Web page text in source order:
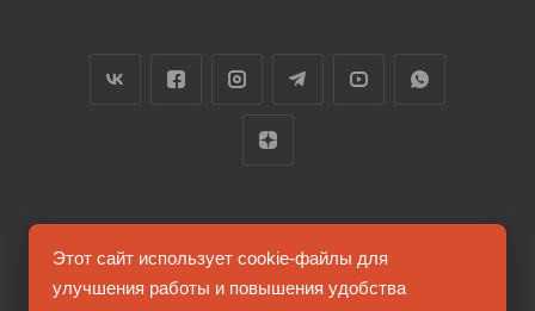
2026 © FUTUMAG.RU
Этот сайт использует cookie-файлы для
улучшения работы и повышения удобства